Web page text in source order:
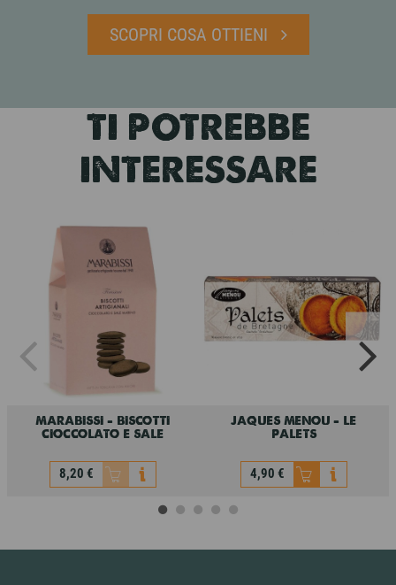
SCOPRI COSA OTTIENI
TI POTREBBE
INTERESSARE
Non disponibile
marabissi - biscotti
cioccolato e sale
8,20 €
8,20 €
jaques menou - le
palets
4,90 €
jaques menou - le
4,90 €